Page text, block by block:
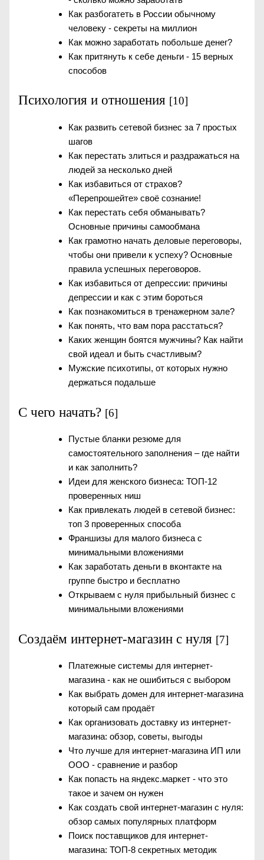
Как разбогатеть в России обычному
человеку - секреты на миллион
Как можно заработать побольше денег?
Как притянуть к себе деньги - 15 верных
способов
Психология и отношения [10]
Как развить сетевой бизнес за 7 простых
шагов
Как перестать злиться и раздражаться на
людей за несколько дней
Как избавиться от страхов?
«Перепрошейте» своё сознание!
Как перестать себя обманывать?
Основные причины самообмана
Как грамотно начать деловые переговоры,
чтобы они привели к успеху? Основные
правила успешных переговоров.
Как избавиться от депрессии: причины
депрессии и как с этим бороться
Как познакомиться в тренажерном зале?
Как понять, что вам пора расстаться?
Каких женщин боятся мужчины? Как найти
свой идеал и быть счастливым?
Мужские психотипы, от которых нужно
держаться подальше
С чего начать? [6]
Пустые бланки резюме для
самостоятельного заполнения – где найти
и как заполнить?
Идеи для женского бизнеса: ТОП-12
проверенных ниш
Как привлекать людей в сетевой бизнес:
топ 3 проверенных способа
Франшизы для малого бизнеса с
минимальными вложениями
Как заработать деньги в вконтакте на
группе быстро и бесплатно
Открываем с нуля прибыльный бизнес с
минимальными вложениями
Создаём интернет-магазин с нуля [7]
Платежные системы для интернет-
магазина - как не ошибиться с выбором
Как выбрать домен для интернет-магазина
который сам продаёт
Как организовать доставку из интернет-
магазина: обзор, советы, выгоды
Что лучше для интернет-магазина ИП или
ООО - сравнение и разбор
Как попасть на яндекс.маркет - что это
такое и зачем он нужен
Как создать свой интернет-магазин с нуля:
обзор самых популярных платформ
Поиск поставщиков для интернет-
магазина: ТОП-8 секретных методик